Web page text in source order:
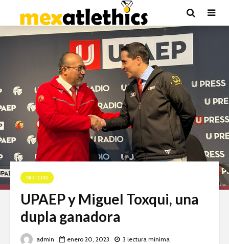
NOTICIAS
UPAEP y Miguel Toxqui, una
dupla ganadora
admin enero 20, 2023 3 lectura mínima